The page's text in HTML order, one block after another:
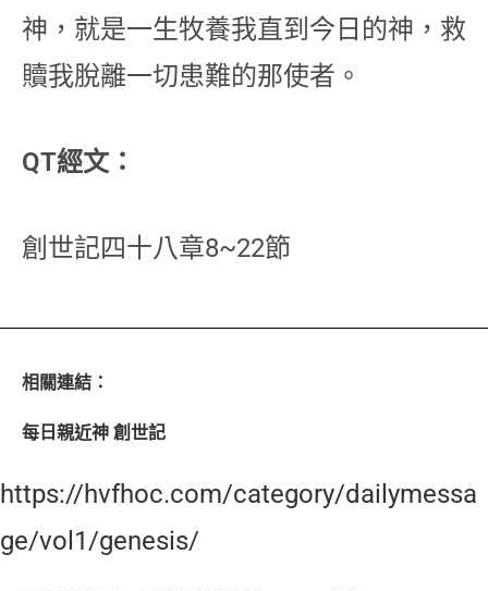
神，就是一生牧養我直到今日的神，救
贖我脫離一切患難的那使者。
QT經文：
創世記四十八章8~22節
相關連結：
每日親近神 創世記
https://hvfhoc.com/category/dailymessa
ge/vol1/genesis/